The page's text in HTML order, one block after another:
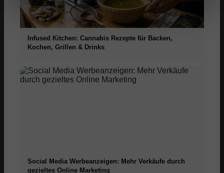
Infused Kitchen: Cannabis Rezepte für Backen,
Kochen, Grillen & Drinks
Social Media Werbeanzeigen: Mehr Verkäufe durch
gezieltes Online Marketing